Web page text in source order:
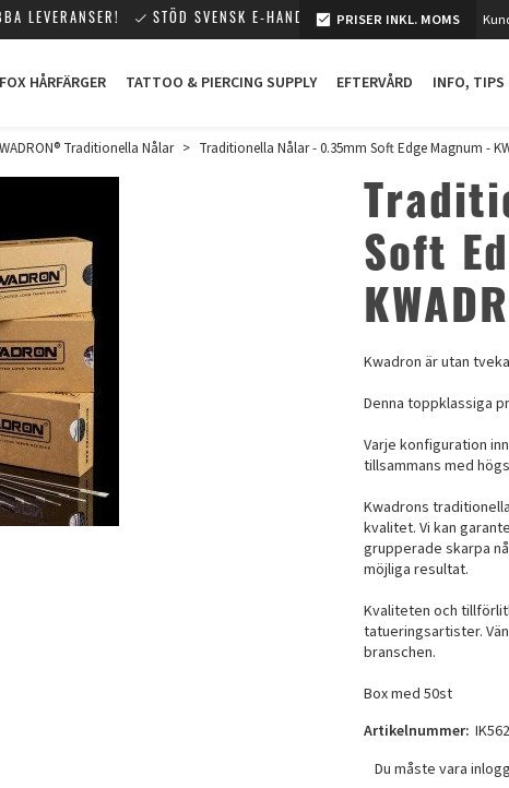
LEVERANSER! STÖD SVENSK E-HANDEL! PRISER INKL. MOMS
HÅRFÄRGER TATTOO & PIERCING SUPPLY EFTERVÅRD INFO, TIPS
Traditionella Nålar > Traditionella Nålar - 0.35mm Soft Edge Magnum -
Soft
Kwadron är utan
Denna toppklassiga
Varje konfiguration
tillsammans med
Kwadrons
kvalitet. Vi kan
grupperade skarpa
möjliga resultat.
Kvaliteten och
tatueringsartister.
branschen.
Box med 50st
Artikelnummer: IK562